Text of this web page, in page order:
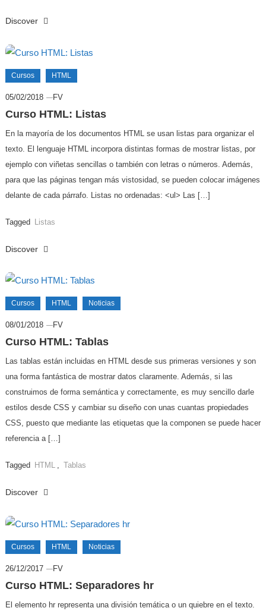
Discover
Cursos HTML
05/02/2018 FV
Curso HTML: Listas
En la mayoría de los documentos HTML se usan listas para organizar el
texto. El lenguaje HTML incorpora distintas formas de mostrar listas, por
ejemplo con viñetas sencillas o también con letras o números. Además,
para que las páginas tengan más vistosidad, se pueden colocar imágenes
delante de cada párrafo. Listas no ordenadas: <ul> Las […]
Tagged Listas
Discover
Cursos HTML Noticias
08/01/2018 FV
Curso HTML: Tablas
Las tablas están incluidas en HTML desde sus primeras versiones y son
una forma fantástica de mostrar datos claramente. Además, si las
construimos de forma semántica y correctamente, es muy sencillo darle
estilos desde CSS y cambiar su diseño con unas cuantas propiedades
CSS, puesto que mediante las etiquetas que la componen se puede hacer
referencia a […]
Tagged HTML , Tablas
Discover
Cursos HTML Noticias
26/12/2017 FV
Curso HTML: Separadores hr
El elemento hr representa una división temática o un quiebre en el texto.